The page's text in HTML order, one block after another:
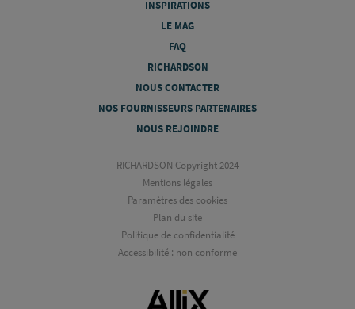
INSPIRATIONS
LE MAG
FAQ
RICHARDSON
NOUS CONTACTER
NOS FOURNISSEURS PARTENAIRES
NOUS REJOINDRE
RICHARDSON Copyright 2024
Mentions légales
Paramètres des cookies
Plan du site
Politique de confidentialité
Accessibilité : non conforme